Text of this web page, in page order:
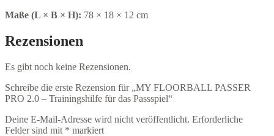
Maße (L × B × H): 78 × 18 × 12 cm
Rezensionen
Es gibt noch keine Rezensionen.
Schreibe die erste Rezension für „MY FLOORBALL PASSER
PRO 2.0 – Trainingshilfe für das Passspiel“
Deine E-Mail-Adresse wird nicht veröffentlicht. Erforderliche
Felder sind mit * markiert